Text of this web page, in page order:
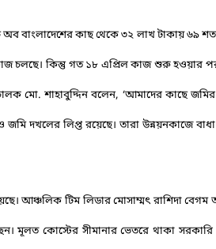
অব বাংলাদেশের কাছ থেকে ৩২ লাখ টাকায় ৬৯
কাজ চলছে। কিন্তু গত ১৮ এপ্রিল কাজ শুরু হওয়ার
মো. শাহাবুদ্দিন বলেন, ‘আমাদের কাছে
দখলের লিপ্ত রয়েছে। তারা উন্নয়নকাজে
আঞ্চলিক টিম লিডার মোসাম্মৎ রাশিদা
মূলত কোস্টের সীমানার ভেতরে থাকা